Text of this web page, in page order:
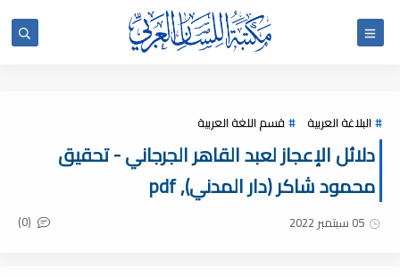
البلاغة العربية قسم اللغة العربية
دلائل الإعجاز لعبد القاهر الجرجاني - تحقيق
محمود شاكر (دار المدني), pdf
05 سبتمبر 2022 (0)